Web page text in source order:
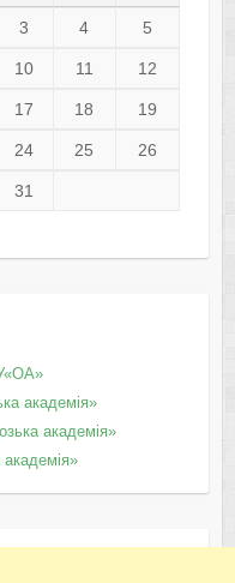
3 4 5
10 11 12
17 18 19
24 25 26
31
академія»
академія»